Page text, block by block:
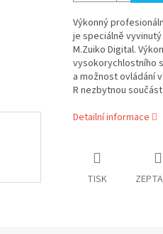
Výkonný
je speciálně
M.Zuiko Digital.
vysokorychlostního
a možnost ovládání
R nezbytnou
Detailní informace
TISK